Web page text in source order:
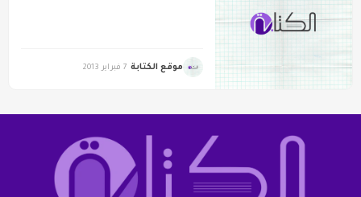
موقع الكتابة 7 فبراير 2013